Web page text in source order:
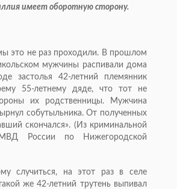
имеет оборотную сторону.
это не раз проходили. В прошлом
мужчины распивали дома
застолья 42-летний племянник
55-летнему дяде, что тот не
их родственницы. Мужчина
собутыльника. От полученных
скончался». (Из криминальной
России по Нижегородской
случиться, на этот раз в селе
же 42-летний трутень выпивал